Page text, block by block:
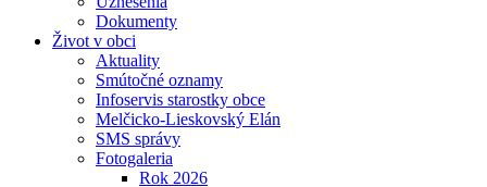
Dokumenty
Život v obci
Aktuality
Smútočné oznamy
Infoservis starostky obce
Melčicko-Lieskovský Elán
SMS správy
Fotogaleria
Rok 2026